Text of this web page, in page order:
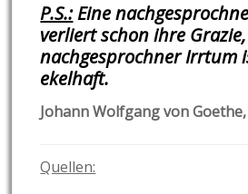
P.S.:Eine
verliert schon ihre
nachgesprochner Irrtum
ekelhaft.
Johann Wolfgang von
Quellen: